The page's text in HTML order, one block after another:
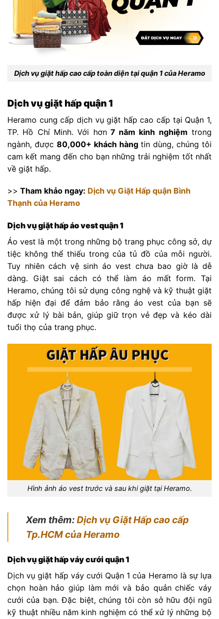
Dịch vụ giặt hấp cao cấp toàn diện tại quận 1 của Heramo
Dịch vụ giặt hấp quận 1
Heramo cung cấp dịch vụ giặt hấp cao cấp tại Quận 1,
TP. Hồ Chí Minh. Với hơn7 năm kinh nghiệm trong
ngành, được 80,000+ khách hàngtin dùng, chúng tôi
cam kết mang đến cho bạn những trải nghiệm tốt nhất
về giặt hấp.
>> Tham khảo ngay: Dịch vụ Giặt Hấp quận Bình
Thạnh của Heramo
Dịch vụ giặt hấp áo vest quận 1
Áo vest là một trong những bộ trang phục công sở, dự
tiệc không thể thiếu trong của tủ đồ của mỗi người.
Tuy nhiên cách vệ sinh áo vest chưa bao giờ là dễ
dàng. Giặt sai cách có thể làm áo mất form. Tại
Heramo, chúng tôi sử dụng công nghệ và kỹ thuật giặt
hấp hiện đại để đảm bảo rằng áo vest của bạn sẽ
được xử lý bài bản, giúp giữ trọn vẻ đẹp và kéo dài
tuổi thọ của trang phục.
Hình ảnh áo vest trước và sau khi giặt tại Heramo.
Xem thêm: Dịch vụ Giặt Hấp cao cấp
Tp.HCM của Heramo
Dịch vụ giặt hấp váy cưới quận 1
Dịch vụ giặt hấp váy cưới Quận 1 của Heramo là sự lựa
chọn hoàn hảo giúp làm mới và bảo quản chiếc váy
cưới của bạn. Đặc biệt, chúng tôi còn sở hữu đội ngũ
kỹ thuật nhiều năm kinh nghiệm có thể xử lý những bộ